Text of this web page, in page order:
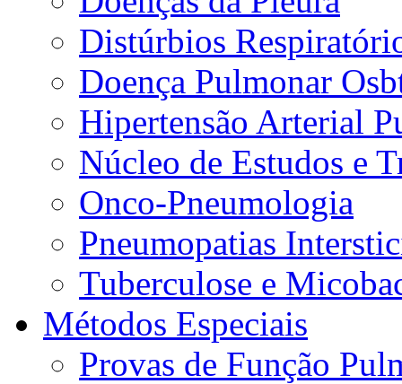
Distúrbios
Doença Pulmonar
Hipertensão Arterial
Núcleo de Estudos e
Onco-Pneumologia
Pneumopatias
Tuberculose e
Métodos Especiais
Provas de Função